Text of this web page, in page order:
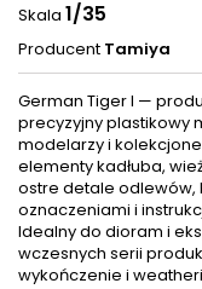
Skala 1/35
Producent Tamiya
German Tiger I —
precyzyjny plastikowy
modelarzy i
elementy kadłuba,
ostre detale odlewów,
oznaczeniami i
Idealny do dioram i
wczesnych serii
wykończenie i